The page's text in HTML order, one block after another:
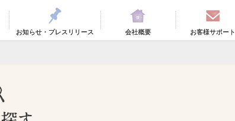
お知らせ・プレスリリース 会社概要 お客様サポート